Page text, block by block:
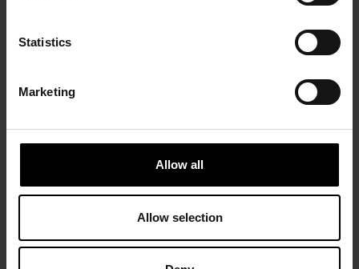
Statistics
Marketing
Allow all
Allow selection
Mirobolus blanc
1946
Tête d’otage n° 4
1944